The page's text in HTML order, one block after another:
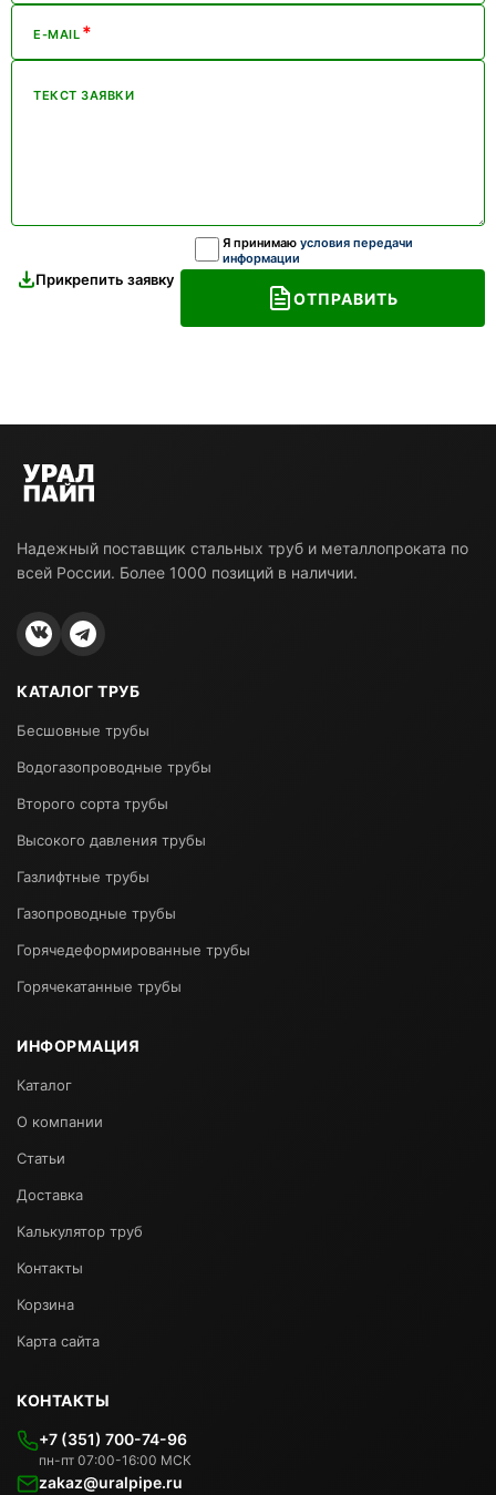
E-MAIL *
ТЕКСТ ЗАЯВКИ
Прикрепить заявку
Я принимаю условия передачи
информации
ОТПРАВИТЬ
Надежный поставщик стальных труб и металлопроката по
всей России. Более 1000 позиций в наличии.
КАТАЛОГ ТРУБ
Бесшовные трубы
Водогазопроводные трубы
Второго сорта трубы
Высокого давления трубы
Газлифтные трубы
Газопроводные трубы
Горячедеформированные трубы
Горячекатанные трубы
ИНФОРМАЦИЯ
Каталог
О компании
Статьи
Доставка
Калькулятор труб
Контакты
Корзина
Карта сайта
КОНТАКТЫ
+7 (351) 700-74-96
пн-пт 07:00-16:00 МСК
zakaz@uralpipe.ru